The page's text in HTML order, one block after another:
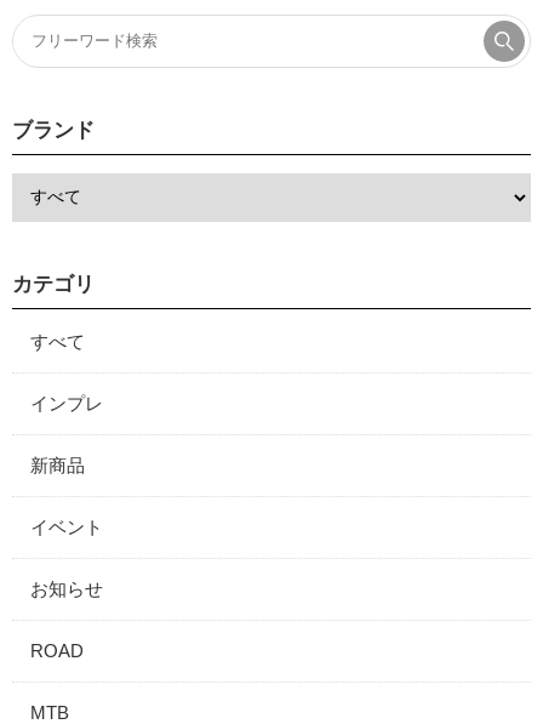
ブランド
カテゴリ
すべて
インプレ
新商品
イベント
お知らせ
ROAD
MTB